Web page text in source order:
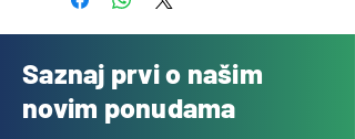
Saznaj prvi o našim
novim ponudama